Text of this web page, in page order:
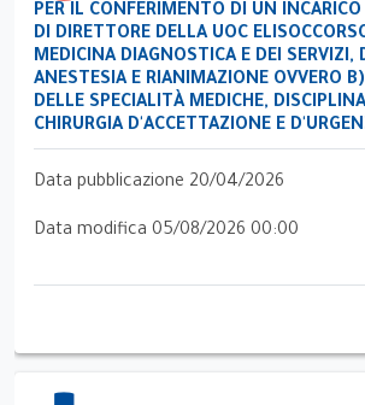
PER IL CONFERIMENTO DI UN
DI DIRETTORE DELLA UOC
MEDICINA DIAGNOSTICA E DEI SERVIZI,
ANESTESIA E RIANIMAZIONE OVVERO
DELLE SPECIALITÀ MEDICHE,
CHIRURGIA D'ACCETTAZIONE E
Data pubblicazione 20/04/2026
Data modifica 05/08/2026 00:00